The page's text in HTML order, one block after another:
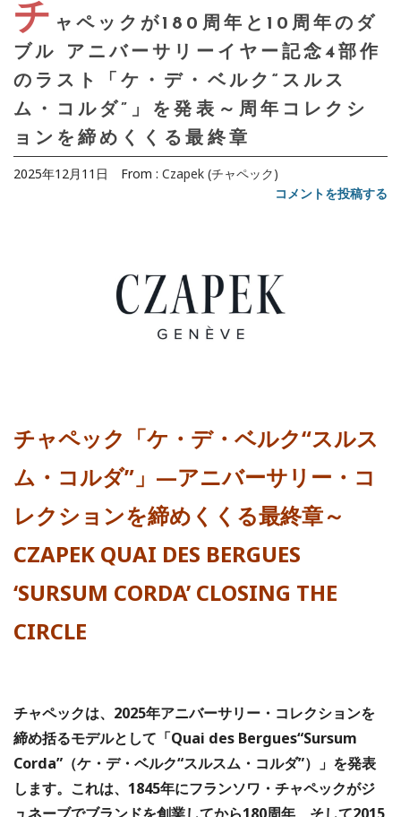
チ ャペックが180周年と10周年のダ
ブル アニバーサリーイヤー記念4部作
のラスト「ケ・デ・ベルク“スルス
ム・コルダ”」を発表～周年コレクシ
ョンを締めくくる最終章
2025年12月11日 From : Czapek (チャペック)
コメントを投稿する
チャペック「ケ・デ・ベルク“スルス
ム・コルダ”」—アニバーサリー・コ
レクションを締めくくる最終章～
CZAPEK QUAI DES BERGUES
‘SURSUM CORDA’ CLOSING THE
CIRCLE
チャペックは、2025年アニバーサリー・コレクションを
締め括るモデルとして「Quai des Bergues“Sursum
Corda”（ケ・デ・ベルク“スルスム・コルダ”）」を発表
します。これは、1845年にフランソワ・チャペックがジ